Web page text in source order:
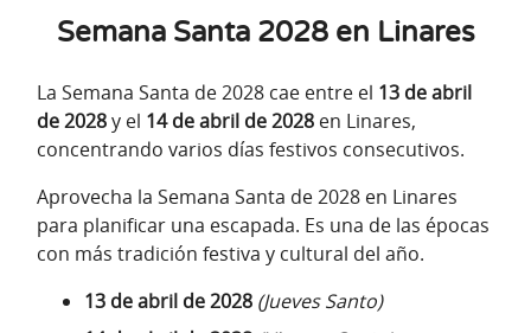
Semana Santa 2028 en Linares
La Semana Santa de 2028 cae entre el 13 de abril
de 2028y el 14 de abril de 2028 en Linares,
concentrando varios días festivos consecutivos.
Aprovecha la Semana Santa de 2028 en Linares
para planificar una escapada. Es una de las épocas
con más tradición festiva y cultural del año.
13 de abril de 2028 (Jueves Santo)